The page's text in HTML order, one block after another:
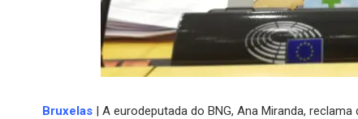
Bruxelas | A eurodeputada do BNG, Ana Miranda,